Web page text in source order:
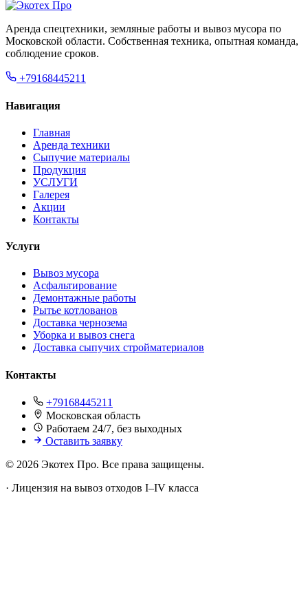
Аренда спецтехники, земляные работы и вывоз мусора по
Московской области. Собственная техника, опытная команда,
соблюдение сроков.
+79168445211
Навигация
Главная
Аренда техники
Сыпучие материалы
Продукция
УСЛУГИ
Галерея
Акции
Контакты
Услуги
Вывоз мусора
Асфальтирование
Демонтажные работы
Рытье котлованов
Доставка чернозема
Уборка и вывоз снега
Доставка сыпучих стройматериалов
Контакты
+79168445211
Московская область
Работаем 24/7, без выходных
Оставить заявку
© 2026 Экотех Про. Все права защищены.
· Лицензия на вывоз отходов I–IV класса